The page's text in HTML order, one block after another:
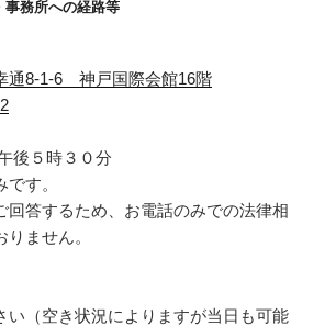
事務所への経路等
通8-1-6 神戸国際会館16階
後５時３０分
す。
答するため、お電話のみでの法律相
ません。
い（空き状況によりますが当日も可能